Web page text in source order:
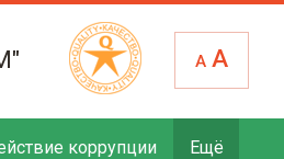
А А
коррупции Ещё